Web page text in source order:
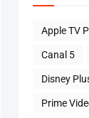
Apple TV
Canal 5
Disney
Prime